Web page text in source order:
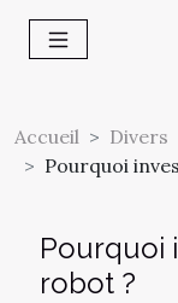
Accueil
Divers
Pourquoi
Pourquoi
robot ?